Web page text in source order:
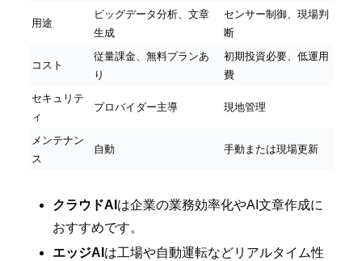
用途
ビッグデータ分析、文章
生成
センサー制御、現場判
断
コスト
従量課金、無料プランあ
り
初期投資必要、低運用
費
セキュリテ
ィ
プロバイダー主導 現地管理
メンテナン
ス
自動 手動または現場更新
クラウドAI は企業の業務効率化やAI文章作成に
おすすめです。
エッジAI は工場や自動運転などリアルタイム性